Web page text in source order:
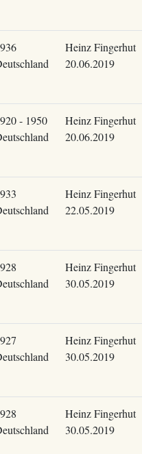
Heinz Fingerhut
20.06.2019
- 1950
Heinz Fingerhut
20.06.2019
Heinz Fingerhut
22.05.2019
Heinz Fingerhut
30.05.2019
Heinz Fingerhut
30.05.2019
Heinz Fingerhut
30.05.2019